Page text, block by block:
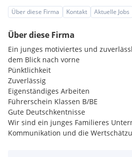
Über diese Firma Kontakt Aktuelle Jobs
Über diese Firma
Ein junges motiviertes und
dem Blick nach vorne
Pünktlichkeit
Zuverlässig
Eigenständiges Arbeiten
Führerschein Klassen B/BE
Gute Deutschkentnisse
Wir sind ein junges Familieres
Kommunikation und die